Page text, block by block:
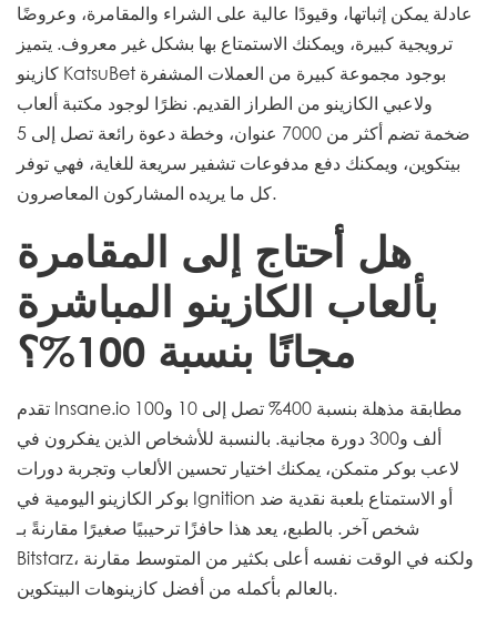
عادلة يمكن إثباتها، وقيودًا عالية على الشراء والمقامرة، وعروضًا
ترويجية كبيرة، ويمكنك الاستمتاع بها بشكل غير معروف. يتميز
كازينو KatsuBet بوجود مجموعة كبيرة من العملات المشفرة
ولاعبي الكازينو من الطراز القديم. نظرًا لوجود مكتبة ألعاب
ضخمة تضم أكثر من 7000 عنوان، وخطة دعوة رائعة تصل إلى 5
بيتكوين، ويمكنك دفع مدفوعات تشفير سريعة للغاية، فهي توفر
كل ما يريده المشاركون المعاصرون.
هل أحتاج إلى المقامرة
بألعاب الكازينو المباشرة
مجانًا بنسبة 100%؟
تقدم Insane.io مطابقة مذهلة بنسبة 400% تصل إلى 10 و100
ألف و300 دورة مجانية. بالنسبة للأشخاص الذين يفكرون في
لاعب بوكر متمكن، يمكنك اختيار تحسين الألعاب وتجربة دورات
بوكر الكازينو اليومية في Ignition أو الاستمتاع بلعبة نقدية ضد
شخص آخر. بالطبع، يعد هذا حافزًا ترحيبيًا صغيرًا مقارنةً بـ
Bitstarz، ولكنه في الوقت نفسه أعلى بكثير من المتوسط ​​مقارنة
بالعالم بأكمله من أفضل كازينوهات البيتكوين.